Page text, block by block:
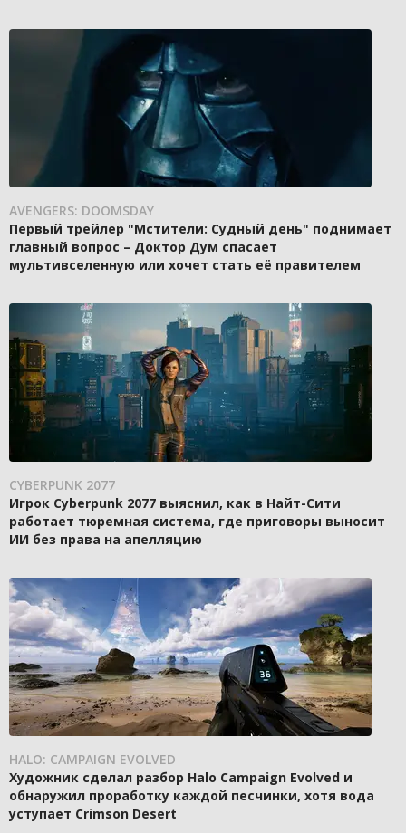
AVENGERS: DOOMSDAY
Первый трейлер "Мстители: Судный день" поднимает
главный вопрос – Доктор Дум спасает
мультивселенную или хочет стать её правителем
CYBERPUNK 2077
Игрок Cyberpunk 2077 выяснил, как в Найт-Сити
работает тюремная система, где приговоры выносит
ИИ без права на апелляцию
HALO: CAMPAIGN EVOLVED
Художник сделал разбор Halo Campaign Evolved и
обнаружил проработку каждой песчинки, хотя вода
уступает Crimson Desert